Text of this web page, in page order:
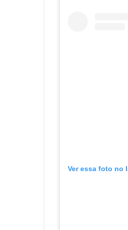
Ver essa foto no